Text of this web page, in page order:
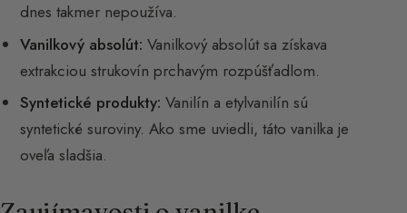
dnes takmer nepoužíva.
Vanilkový absolút: Vanilkový absolút sa získava
extrakciou strukovín prchavým rozpúšťadlom.
Syntetické produkty: Vanilín a etylvanilín sú
syntetické suroviny. Ako sme uviedli, táto vanilka je
oveľa sladšia.